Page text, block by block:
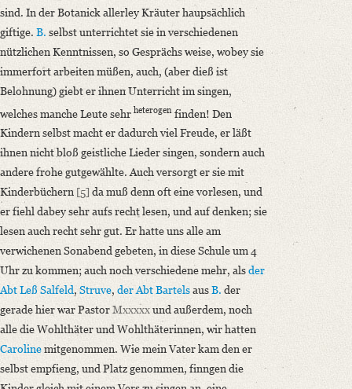
sind. In der Botanick allerley Kräuter haupsächlich
giftige. B. selbst unterrichtet sie in verschiedenen
nützlichen Kenntnissen, so Gesprächs weise, wobey sie
immerfort arbeiten müßen, auch, (aber dieß ist
Belohnung) giebt er ihnen Unterricht im singen,
welches manche Leute sehr heterogen finden! Den
Kindern selbst macht er dadurch viel Freude, er läßt
ihnen nicht bloß geistliche Lieder singen, sondern auch
andere frohe gutgewählte. Auch versorgt er sie mit
Kinderbüchern [5] da muß denn oft eine vorlesen, und
er fiehl dabey sehr aufs recht lesen, und auf denken; sie
lesen auch recht sehr gut. Er hatte uns alle am
verwichenen Sonabend gebeten, in diese Schule um 4
Uhr zu kommen; auch noch verschiedene mehr, alsder
AbtLeßSalfeld,Struve, der Abt BartelsausB. der
gerade hier war PastorMxxxxxund außerdem, noch
alle die Wohlthäter und Wohlthäterinnen, wir hatten
Carolinemitgenommen. Wie mein Vater kam den er
selbst empfieng, und Platz genommen, finngen die